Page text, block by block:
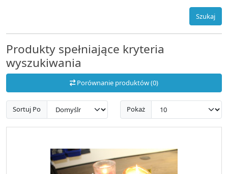
Szukaj
Produkty spełniające kryteria
wyszukiwania
Porównanie produktów (0)
Sortuj Po Pokaż